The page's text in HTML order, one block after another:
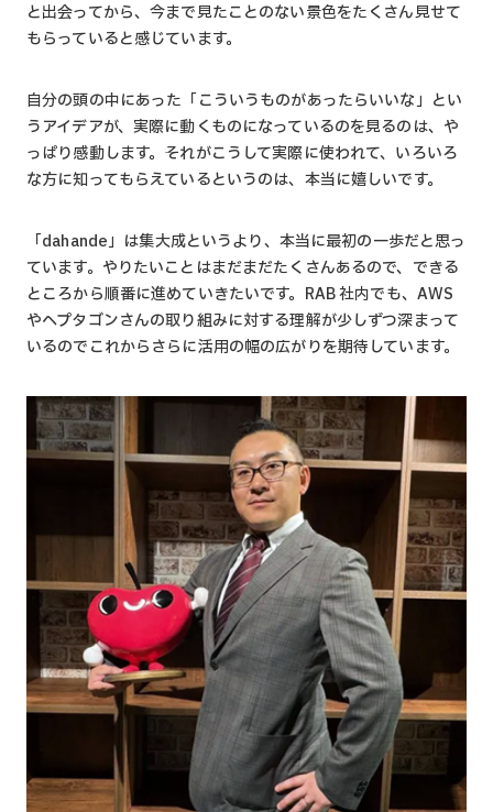
と出会ってから、今まで見たことのない景色をたくさん見せて
もらっていると感じています。
自分の頭の中にあった「こういうものがあったらいいな」とい
うアイデアが、実際に動くものになっているのを見るのは、や
っぱり感動します。それがこうして実際に使われて、いろいろ
な方に知ってもらえているというのは、本当に嬉しいです。
「dahande」は集大成というより、本当に最初の一歩だと思っ
ています。やりたいことはまだまだたくさんあるので、できる
ところから順番に進めていきたいです。RAB 社内でも、AWS
やヘプタゴンさんの取り組みに対する理解が少しずつ深まって
いるのでこれからさらに活用の幅の広がりを期待しています。